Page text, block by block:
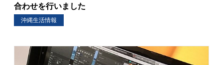
合わせを行いました
沖縄生活情報